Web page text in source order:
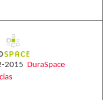
2015 DuraSpace